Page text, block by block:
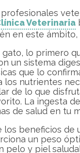
Veterinaria
en este
lo primero
un sistema
que lo
los nutrientes
de lo que
La ingesta
de salud en tu
los beneficios
un peso
pelo y piel